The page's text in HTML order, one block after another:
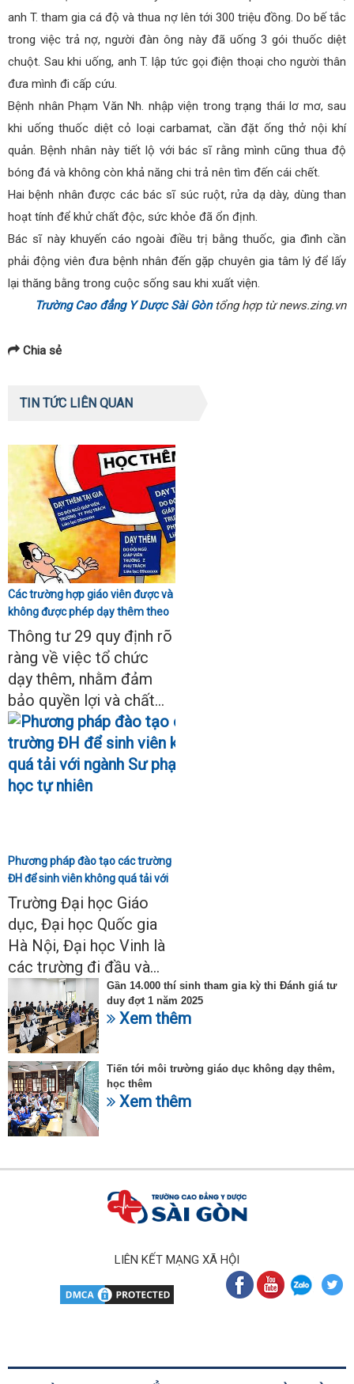
anh T. tham gia cá độ và thua nợ lên tới 300 triệu đồng. Do bế tắc
trong việc trả nợ, người đàn ông này đã uống 3 gói thuốc diệt
chuột. Sau khi uống, anh T. lập tức gọi điện thoại cho người thân
đưa mình đi cấp cứu.
Bệnh nhân Phạm Văn Nh. nhập viện trong trạng thái lơ mơ, sau
khi uống thuốc diệt cỏ loại carbamat, cần đặt ống thở nội khí
quản. Bệnh nhân này tiết lộ với bác sĩ rằng mình cũng thua độ
bóng đá và không còn khả năng chi trả nên tìm đến cái chết.
Hai bệnh nhân được các bác sĩ súc ruột, rửa dạ dày, dùng than
hoạt tính để khử chất độc, sức khỏe đã ổn định.
Bác sĩ này khuyến cáo ngoài điều trị bằng thuốc, gia đình cần
phải động viên đưa bệnh nhân đến gặp chuyên gia tâm lý để lấy
lại thăng bằng trong cuộc sống sau khi xuất viện.
Trường Cao đẳng Y Dược Sài Gòntổng hợp từ news.zing.vn
Chia sẻ
TIN TỨC LIÊN QUAN
Các trường hợp giáo viên được và
không được phép dạy thêm theo
Thông tư 29
Thông tư 29 quy định rõ
ràng về việc tổ chức
dạy thêm, nhằm đảm
bảo quyền lợi và chất...
Phương pháp đào tạo các trường
ĐH để sinh viên không quá tải với
ngành Sư phạm Khoa học tự
nhiên
Trường Đại học Giáo
dục, Đại học Quốc gia
Hà Nội, Đại học Vinh là
các trường đi đầu và...
Gần 14.000 thí sinh tham gia kỳ thi Đánh giá tư
duy đợt 1 năm 2025
Xem thêm
Tiến tới môi trường giáo dục không dạy thêm,
học thêm
Xem thêm
LIÊN KẾT MẠNG XÃ HỘI